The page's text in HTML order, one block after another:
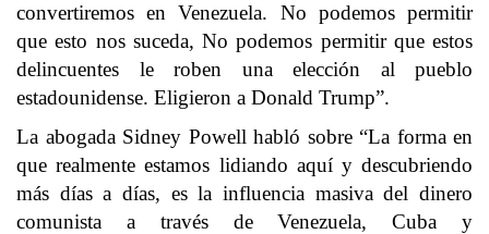
convertiremos en Venezuela. No podemos permitir
que esto nos suceda, No podemos permitir que estos
delincuentes le roben una elección al pueblo
estadounidense. Eligieron a Donald Trump”.
La abogada Sidney Powell habló sobre “La forma en
que realmente estamos lidiando aquí y descubriendo
más días a días, es la influencia masiva del dinero
comunista a través de Venezuela, Cuba y